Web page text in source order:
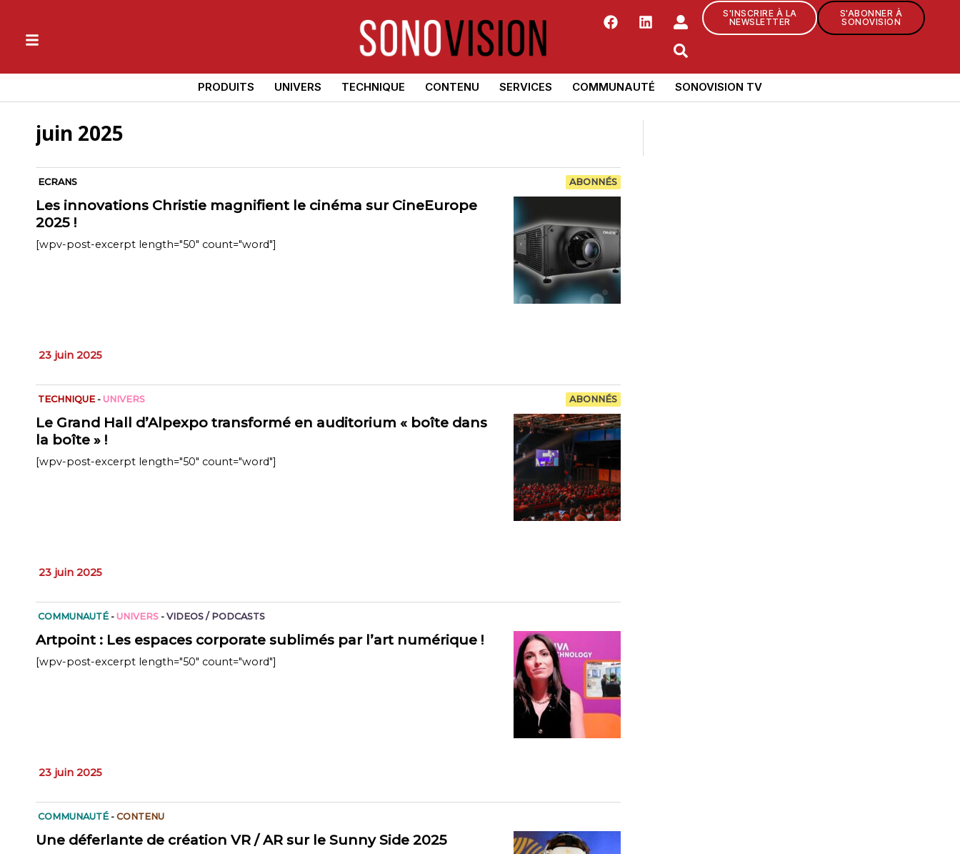
S'INSCRIRE À LA
NEWSLETTER
S'ABONNER À
SONOVISION
PRODUITS UNIVERS TECHNIQUE CONTENU SERVICES COMMUNAUTÉ SONOVISION TV
juin 2025
ECRANS ABONNÉS
Les innovations Christie magnifient le cinéma sur CineEurope
2025 !
[wpv-post-excerpt length="50" count="word"]
23 juin 2025
TECHNIQUE - UNIVERS ABONNÉS
Le Grand Hall d’Alpexpo transformé en auditorium « boîte dans
la boîte » !
[wpv-post-excerpt length="50" count="word"]
23 juin 2025
COMMUNAUTÉ - UNIVERS - VIDEOS / PODCASTS
Artpoint : Les espaces corporate sublimés par l’art numérique !
[wpv-post-excerpt length="50" count="word"]
23 juin 2025
COMMUNAUTÉ - CONTENU
Une déferlante de création VR / AR sur le Sunny Side 2025